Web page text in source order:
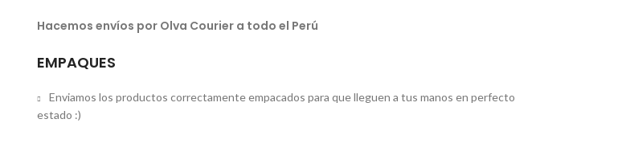
Hacemos envíos por Olva Courier a todo el Perú
EMPAQUES
Enviamos los productos correctamente empacados para que lleguen a tus manos en perfecto
estado :)